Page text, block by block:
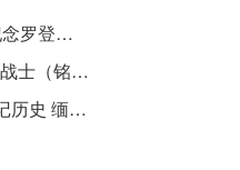
​ “始终要为无产阶级利益奋斗” ——纪念罗登贤同志诞辰120周年
李竹如：以笔为刃、以墨为枪的新闻战士（铭记历史 缅怀先烈·抗日英雄）
吴焜：威震日寇的新四军“虎将”（铭记历史 缅怀先烈·抗日英雄）